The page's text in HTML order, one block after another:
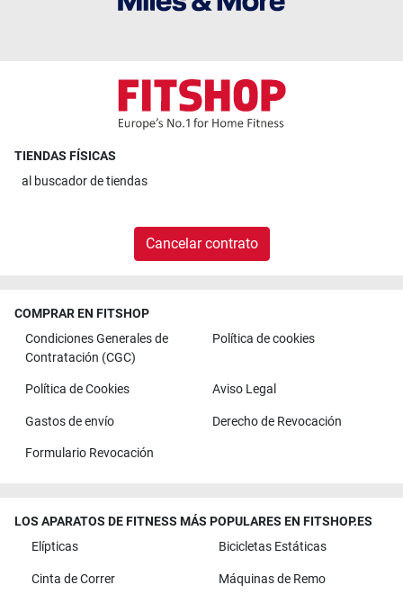
TIENDAS FÍSICAS
al buscador de tiendas
Cancelar contrato
COMPRAR EN FITSHOP
Condiciones Generales de
Contratación (CGC)
Política de cookies
Política de Cookies Aviso Legal
Gastos de envío Derecho de Revocación
Formulario Revocación
LOS APARATOS DE FITNESS MÁS POPULARES EN FITSHOP.ES
Elípticas
Bicicletas Estáticas
Cinta de Correr Máquinas de Remo